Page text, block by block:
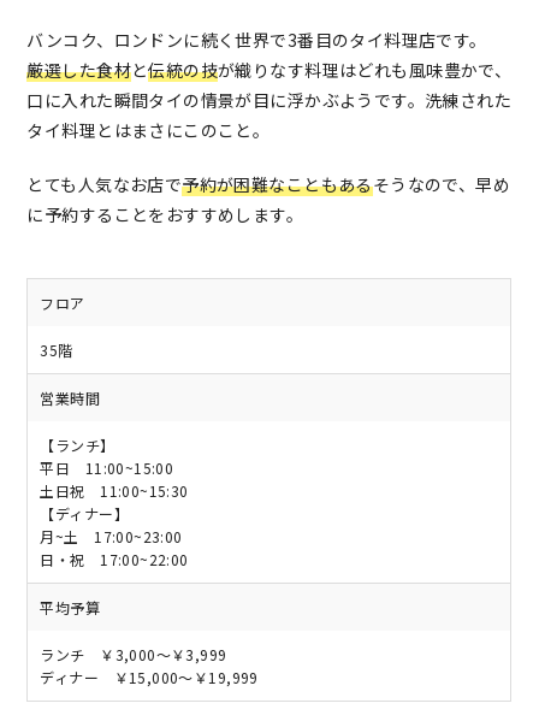
バンコク、ロンドンに続く世界で3番目のタイ料理店です。
厳選した食材と伝統の技が織りなす料理はどれも風味豊かで、
口に入れた瞬間タイの情景が目に浮かぶようです。洗練された
タイ料理とはまさにこのこと。
とても人気なお店で予約が困難なこともあるそうなので、早め
に予約することをおすすめします。
フロア
35階
営業時間
【ランチ】
平日 11:00~15:00
土日祝 11:00~15:30
【ディナー】
月~土 17:00~23:00
日・祝 17:00~22:00
平均予算
ランチ ￥3,000～￥3,999
ディナー ￥15,000～￥19,999